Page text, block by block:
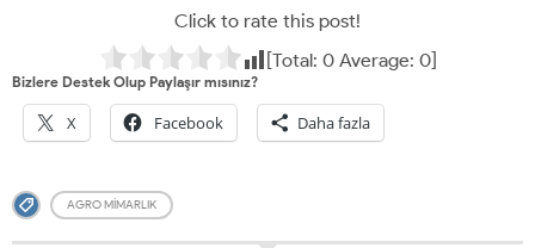
Click to rate this post!
[Total: 0Average: 0]
Bizlere Destek Olup Paylaşır mısınız?
X Facebook Daha fazla
AGRO MIMARLIK